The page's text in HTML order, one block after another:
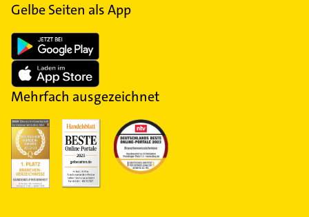
Gelbe Seiten als App
Mehrfach ausgezeichnet